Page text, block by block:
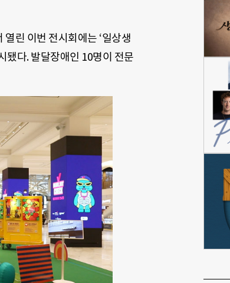
린 이번 전시회에는 ‘일상생
됐다. 발달장애인 10명이 전문